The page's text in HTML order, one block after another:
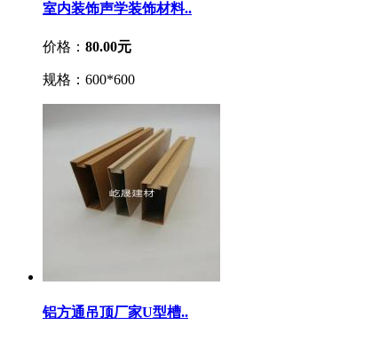
室内装饰声学装饰材料..
价格： 80.00元
规格：600*600
铝方通吊顶厂家U型槽..